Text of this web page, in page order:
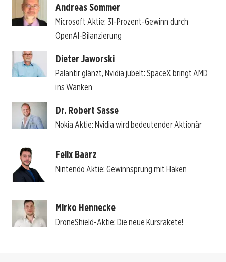
Andreas Sommer
Microsoft Aktie: 31-Prozent-Gewinn durch
OpenAI-Bilanzierung
Dieter Jaworski
Palantir glänzt, Nvidia jubelt: SpaceX bringt AMD
ins Wanken
Dr. Robert Sasse
Nokia Aktie: Nvidia wird bedeutender Aktionär
Felix Baarz
Nintendo Aktie: Gewinnsprung mit Haken
Mirko Hennecke
DroneShield-Aktie: Die neue Kursrakete!